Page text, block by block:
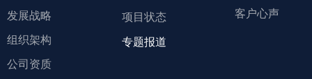
发展战略
组织架构
公司资质
项目状态
专题报道
客户心声